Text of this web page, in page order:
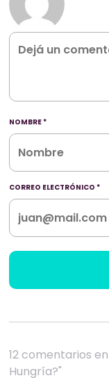
NOMBRE *
CORREO ELECTRÓNICO *
12 comentarios
Hungría?"